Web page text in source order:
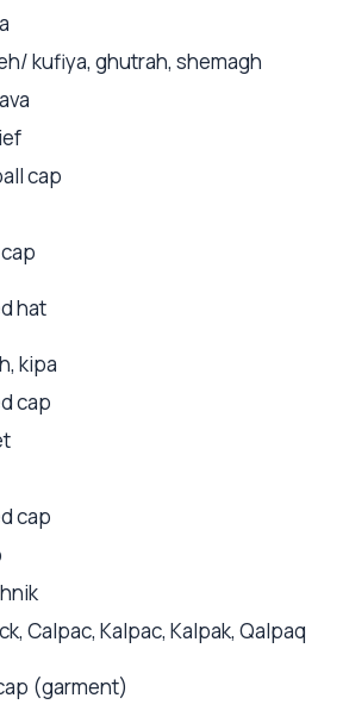
kufiya, ghutrah, shemagh
cap
hat
kipa
cap
cap
Calpac, Kalpac, Kalpak, Qalpaq
(garment)